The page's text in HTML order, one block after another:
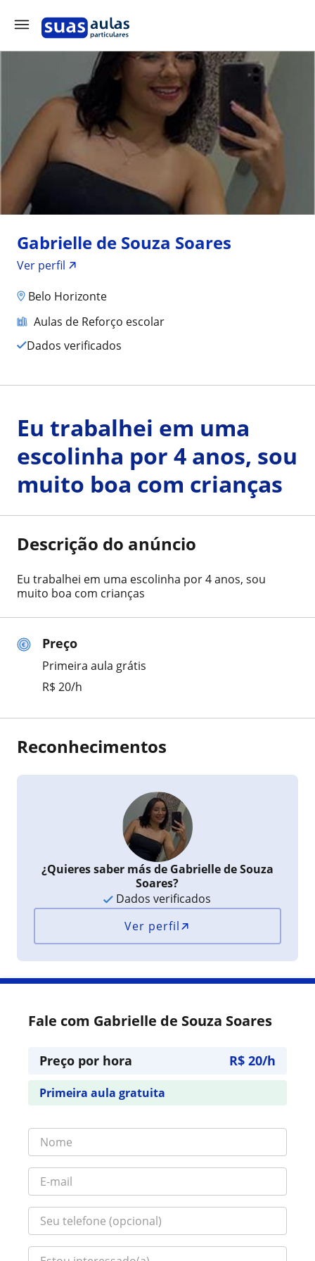
Gabrielle de Souza Soares
Ver perfil
Belo Horizonte
Aulas de Reforço escolar
Dados verificados
Preço
Primeira aula grátis
R$ 20/h
Eu trabalhei em uma
escolinha por 4 anos, sou
muito boa com crianças
Descrição do anúncio
Eu trabalhei em uma escolinha por 4 anos, sou
muito boa com crianças
Reconhecimentos
¿Quieres saber más de Gabrielle de Souza
Soares?
Dados verificados
Ver perfil
Fale com Gabrielle de Souza Soares
Preço por hora R$ 20/h
Primeira aula gratuita